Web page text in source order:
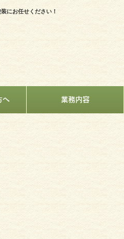
にお任せください！
へ 業務内容